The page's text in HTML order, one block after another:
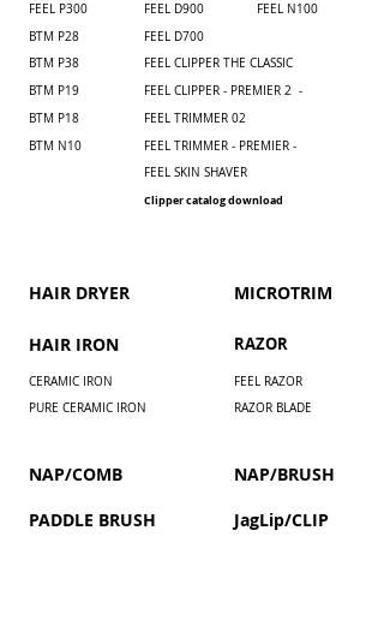
FEEL P300
BTM P28
BTM P38
BTM P19
BTM P18
BTM N10
FEEL D900
FEEL N100
FEEL D700
FEEL CLIPPER THE CLASSIC
FEEL CLIPPER - PREMIER 2 -
FEEL TRIMMER 02
FEEL TRIMMER - PREMIER -
FEEL SKIN SHAVER
Clipper catalog download
HAIR DRYER
HAIR IRON
CERAMIC IRON
PURE CERAMIC IRON
NAP/COMB
PADDLE BRUSH
​MICROTRIM
RAZOR
FEEL RAZOR
RAZOR BLADE
NAP/BRUSH
JagLip/CLIP